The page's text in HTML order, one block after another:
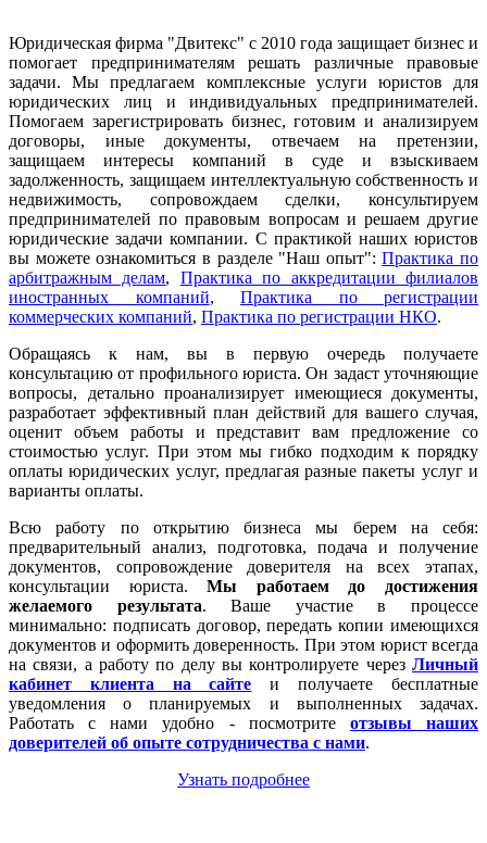
Юридическая фирма "Двитекс" с 2010 года защищает бизнес и
помогает предпринимателям решать различные правовые
задачи. Мы предлагаем комплексные услуги юристов для
юридических лиц и индивидуальных предпринимателей.
Помогаем зарегистрировать бизнес, готовим и анализируем
договоры, иные документы, отвечаем на претензии,
защищаем интересы компаний в суде и взыскиваем
задолженность, защищаем интеллектуальную собственность и
недвижимость, сопровождаем сделки, консультируем
предпринимателей по правовым вопросам и решаем другие
юридические задачи компании. С практикой наших юристов
вы можете ознакомиться в разделе "Наш опыт":Практика по
арбитражным делам, Практика по аккредитации филиалов
иностранных компаний, Практика по регистрации
коммерческих компаний, Практика по регистрации НКО.
Обращаясь к нам, вы в первую очередь получаете
консультацию от профильного юриста. Он задаст уточняющие
вопросы, детально проанализирует имеющиеся документы,
разработает эффективный план действий для вашего случая,
оценит объем работы и представит вам предложение со
стоимостью услуг. При этом мы гибко подходим к порядку
оплаты юридических услуг, предлагая разные пакеты услуг и
варианты оплаты.
Всю работу по открытию бизнеса мы берем на себя:
предварительный анализ, подготовка, подача и получение
документов, сопровождение доверителя на всех этапах,
консультации юриста.Мы работаем
до достижения
желаемого результата. Ваше участие в процессе
минимально: подписать договор, передать копии имеющихся
документов и оформить доверенность. При этом юрист всегда
на связи, а работу по делу вы контролируете через Личный
кабинет клиента на сайте и получаете бесплатные
уведомления о планируемых и выполненных задачах.
Работать с нами удобно - посмотрите отзывы наших
доверителей об опыте сотрудничества с нами.
Узнать подробнее